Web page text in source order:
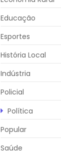
Educação
Esportes
História Local
Indústria
Policial
Política
Popular
Saúde